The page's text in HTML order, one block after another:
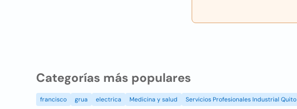
Categorías más populares
francisco grua electrica Medicina y salud Servicios Profesionales Industrial Quito